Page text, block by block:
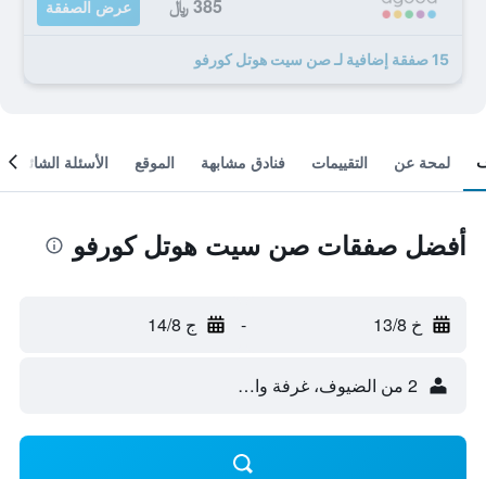
385 ﷼ عرض الصفقة
15 صفقة إضافية لـ صن سيت هوتل كورفو
لمحة عن التقييمات فنادق مشابهة الموقع الأسئلة الشائعة
أفضل صفقات صن سيت هوتل كورفو
خ 13/8 - ج 14/8
2 من الضيوف، غرفة واحدة